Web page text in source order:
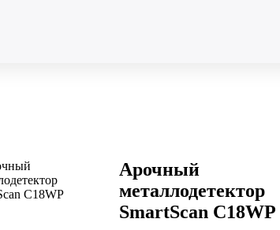
Арочный
металлодетектор
SmartScan C18WP